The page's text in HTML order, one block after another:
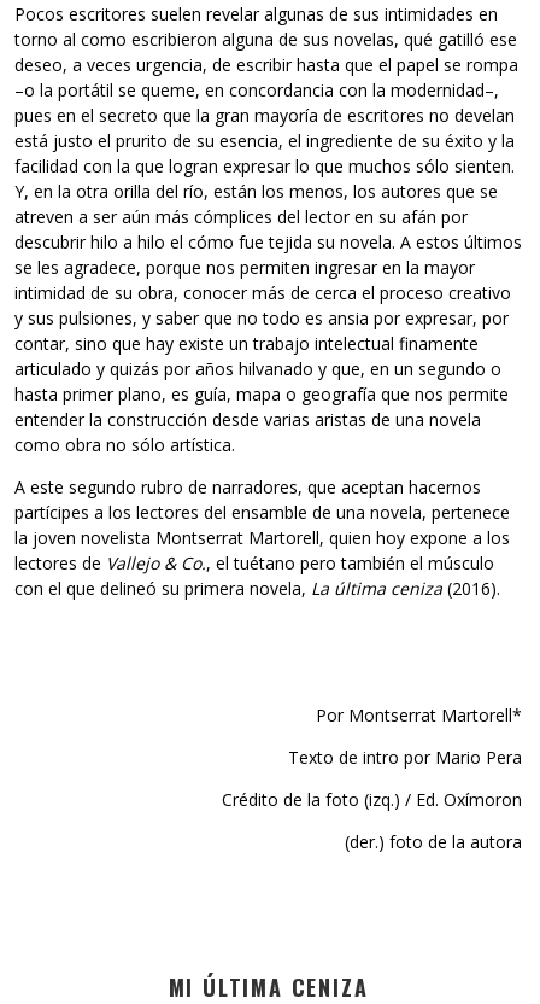
Pocos escritores suelen revelar algunas de sus intimidades en
torno al como escribieron alguna de sus novelas, qué gatilló ese
deseo, a veces urgencia, de escribir hasta que el papel se rompa
–o la portátil se queme, en concordancia con la modernidad–,
pues en el secreto que la gran mayoría de escritores no develan
está justo el prurito de su esencia, el ingrediente de su éxito y la
facilidad con la que logran expresar lo que muchos sólo sienten.
Y, en la otra orilla del río, están los menos, los autores que se
atreven a ser aún más cómplices del lector en su afán por
descubrir hilo a hilo el cómo fue tejida su novela. A estos últimos
se les agradece, porque nos permiten ingresar en la mayor
intimidad de su obra, conocer más de cerca el proceso creativo
y sus pulsiones, y saber que no todo es ansia por expresar, por
contar, sino que hay existe un trabajo intelectual finamente
articulado y quizás por años hilvanado y que, en un segundo o
hasta primer plano, es guía, mapa o geografía que nos permite
entender la construcción desde varias aristas de una novela
como obra no sólo artística.
A este segundo rubro de narradores, que aceptan hacernos
partícipes a los lectores del ensamble de una novela, pertenece
la joven novelista Montserrat Martorell, quien hoy expone a los
lectores de Vallejo & Co., el tuétano pero también el músculo
con el que delineó su primera novela, La última ceniza (2016).
Por Montserrat Martorell*
Texto de intro por Mario Pera
Crédito de la foto (izq.) / Ed. Oxímoron
(der.) foto de la autora
MI ÚLTIMA CENIZA